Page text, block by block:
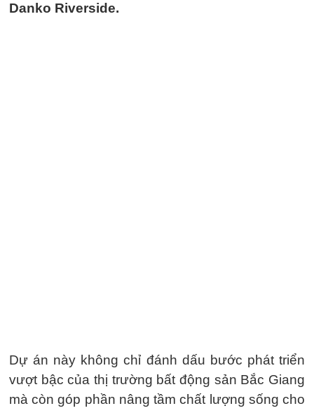
Danko Riverside.
Dự án này không chỉ đánh dấu bước phát triển
vượt bậc của thị trường bất động sản Bắc Giang
mà còn góp phần nâng tầm chất lượng sống cho